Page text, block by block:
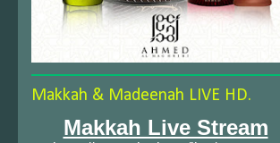
Makkah & Madeenah LIVE HD.
Makkah Live Stream